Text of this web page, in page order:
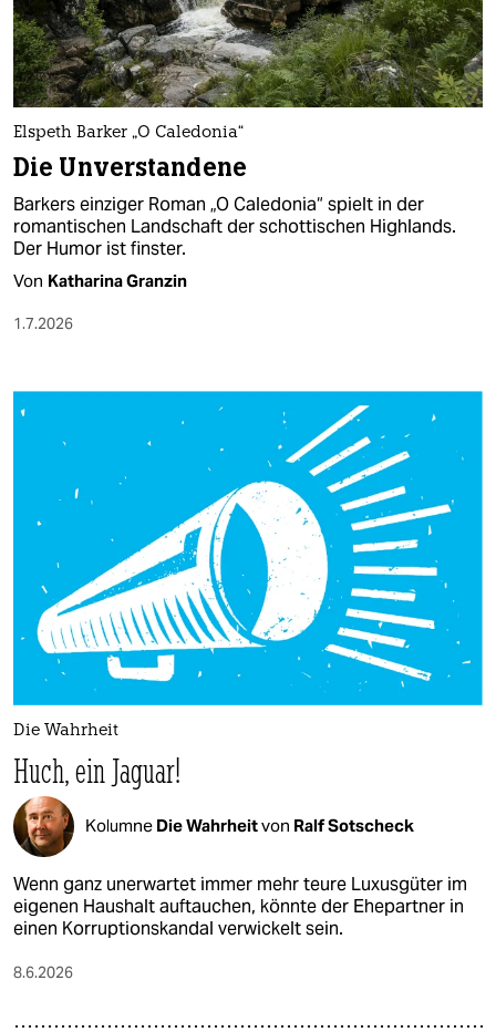
nord
wahrheit
verlag
verlag
veranstaltungen
shop
fragen & hilfe
abo
epaper login
Elspeth Barker „O Caledonia“
Die Unverstandene
Barkers einziger Roman „O Caledonia“ spielt in der
romantischen Landschaft der schottischen Highlands.
Der Humor ist finster.
Von Katharina Granzin
1.7.2026
Die Wahrheit
Huch, ein Jaguar!
Kolumne Die Wahrheitvon Ralf Sotscheck
Wenn ganz unerwartet immer mehr teure Luxusgüter im
eigenen Haushalt auftauchen, könnte der Ehepartner in
einen Korruptionskandal verwickelt sein.
8.6.2026